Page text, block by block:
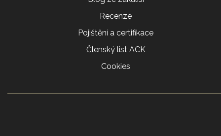
Recenze
Pojištění a certifikace
Členský list ACK
Cookies